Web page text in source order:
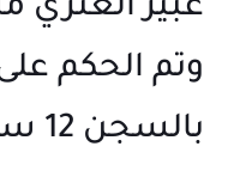
عبير العنزي
وتم الحكم
بالسجن 12 سنه